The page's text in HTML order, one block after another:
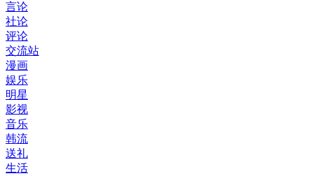
言论
社论
评论
交流站
漫画
娱乐
明星
影视
音乐
韩流
送礼
生活